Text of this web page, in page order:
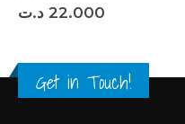
sur 522.000 د.ت
Get in Touch!